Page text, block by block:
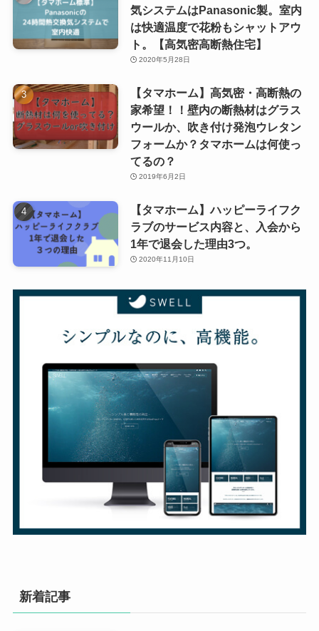
気システムはPanasonic製。室内
は快適温度で花粉もシャットアウ
ト。【高気密高断熱住宅】
2020年5月28日
【タマホーム】高気密・高断熱の
家希望！！壁内の断熱材はグラス
ウールか、吹き付け発泡ウレタン
フォームか？タマホームは何使っ
てるの？
2019年6月2日
【タマホーム】ハッピーライフク
ラブのサービス内容と、入会から
1年で退会した理由3つ。
2020年11月10日
新着記事